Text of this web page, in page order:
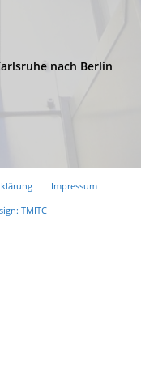
nach Berlin
Impressum
TMITC